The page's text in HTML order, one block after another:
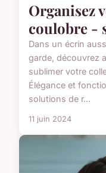
Organisez
coulobre -
Dans un écrin
garde, découvrez
sublimer votre
Élégance et
solutions de r...
11 juin 2024